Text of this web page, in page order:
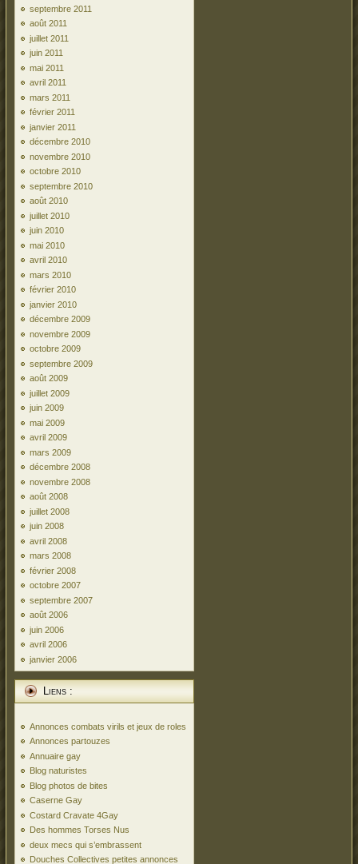
septembre 2011
août 2011
juillet 2011
juin 2011
mai 2011
avril 2011
mars 2011
février 2011
janvier 2011
décembre 2010
novembre 2010
octobre 2010
septembre 2010
août 2010
juillet 2010
juin 2010
mai 2010
avril 2010
mars 2010
février 2010
janvier 2010
décembre 2009
novembre 2009
octobre 2009
septembre 2009
août 2009
juillet 2009
juin 2009
mai 2009
avril 2009
mars 2009
décembre 2008
novembre 2008
août 2008
juillet 2008
juin 2008
avril 2008
mars 2008
février 2008
octobre 2007
septembre 2007
août 2006
juin 2006
avril 2006
janvier 2006
Liens :
Annonces combats virils et jeux de roles
Annonces partouzes
Annuaire gay
Blog naturistes
Blog photos de bites
Caserne Gay
Costard Cravate 4Gay
Des hommes Torses Nus
deux mecs qui s’embrassent
Douches Collectives petites annonces